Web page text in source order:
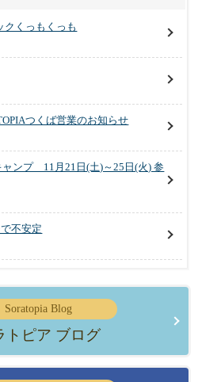
クくっもくっも
つくば営業のお知らせ
ャンプ 11月21日(土)～25日(火) 参
不安定
Soratopia Blog
トピア ブログ